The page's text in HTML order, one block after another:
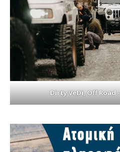
Dirty VeDi, Off Road